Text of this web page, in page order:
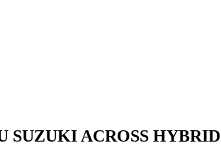
SUZUKI ACROSS HYBRID